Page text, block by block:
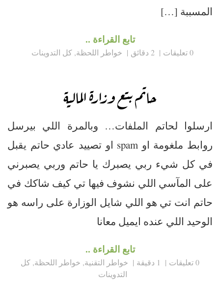
المسببة […]
تابع القراءة ..
0 تعليقات 2 دقائق خواطر اللحظة, كل التدوينات
حاتم بتع وزارة المالية
ارسلوا لحاتم الملفات… وبالمرة اللي بيرسل
روابط ملغومة او spam او تصييد عادي حاتم يقبل
في كل شيء ربي يصبرك يا حاتم وربي يصبرني
على المآسي اللي نشوف فيها تي كيف شاكك في
حاتم انت تي هو اللي شايل الوزارة على راسه هو
الوحيد اللي عنده ايميل معانا
تابع القراءة ..
0 تعليقات 1 دقيقة خواطر التقنية, خواطر اللحظة, كل
التدوينات